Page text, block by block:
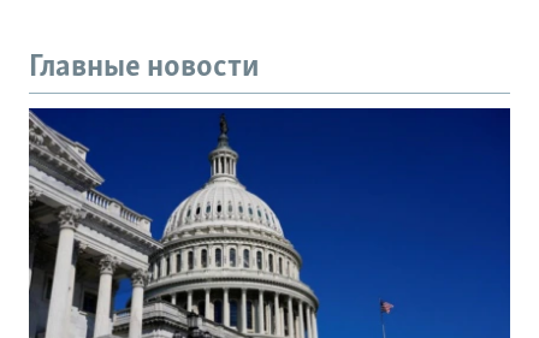
Главные новости